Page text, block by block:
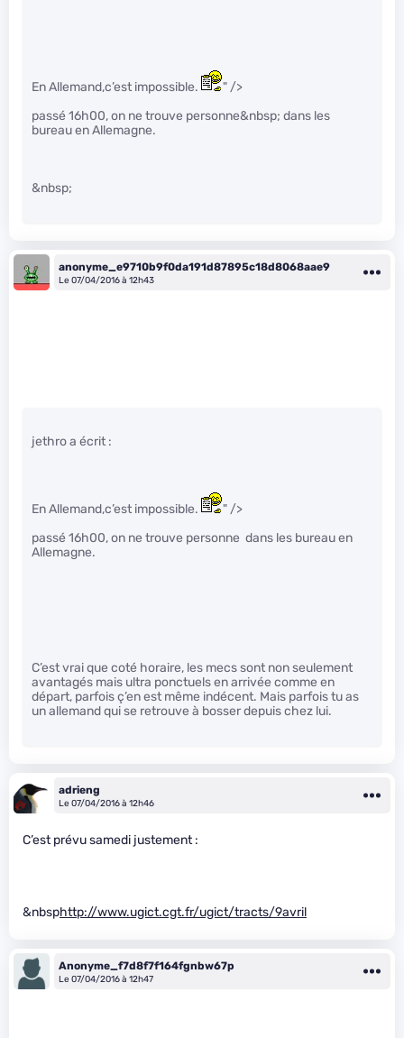
En Allemand,c’est impossible.
" />
passé 16h00, on ne trouve personne&nbsp; dans les
bureau en Allemagne.
&nbsp;
anonyme_e9710b9f0da191d87895c18d8068aae9
Le 07/04/2016 à 12h43
jethro a écrit :
En Allemand,c’est impossible.
" />
passé 16h00, on ne trouve personne dans les bureau en
Allemagne.
C’est vrai que coté horaire, les mecs sont non seulement
avantagés mais ultra ponctuels en arrivée comme en
départ, parfois ç’en est même indécent. Mais parfois tu as
un allemand qui se retrouve à bosser depuis chez lui.
adrieng
Le 07/04/2016 à 12h46
C’est prévu samedi justement :
&nbsphttp://www.ugict.cgt.fr/ugict/tracts/9avril
Anonyme_f7d8f7f164fgnbw67p
Le 07/04/2016 à 12h47